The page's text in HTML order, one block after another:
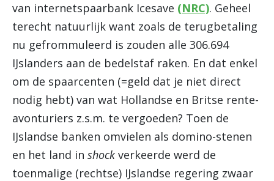
van internetspaarbank Icesave (NRC). Geheel
terecht natuurlijk want zoals de terugbetaling
nu gefrommuleerd is zouden alle 306.694
IJslanders aan de bedelstaf raken. En dat enkel
om de spaarcenten (=geld dat je niet direct
nodig hebt) van wat Hollandse en Britse rente-
avonturiers z.s.m. te vergoeden? Toen de
IJslandse banken omvielen als domino-stenen
en het land in shock verkeerde werd de
toenmalige (rechtse) IJslandse regering zwaar